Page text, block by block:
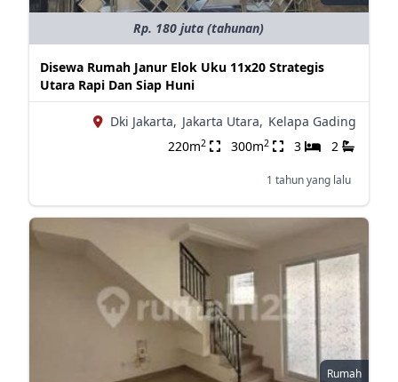
Rp. 180 juta (tahunan)
Disewa Rumah Janur Elok Uku 11x20 Strategis
Utara Rapi Dan Siap Huni
Dki Jakarta, Jakarta Utara, Kelapa Gading
220m2 300m2 3 2
1 tahun yang lalu
Rumah